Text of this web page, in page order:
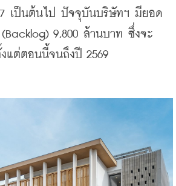
เป็นต้นไป ปัจจุบันบริษัทฯ มียอด
9,800 ล้านบาท ซึ่งจะ
แต่ตอนนี้จนถึงปี 2569